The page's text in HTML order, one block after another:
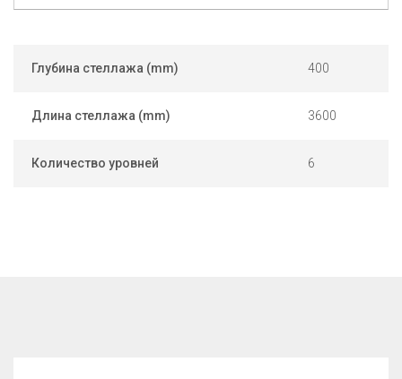
Глубина стеллажа (mm) 400
Длина стеллажа (mm) 3600
Количество уровней 6